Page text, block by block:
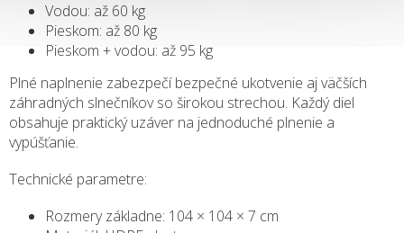
Vodou: až 60 kg
Pieskom: až 80 kg
Pieskom + vodou: až 95 kg
Plné naplnenie zabezpečí bezpečné ukotvenie aj väčších
záhradných slnečníkov so širokou strechou. Každý diel
obsahuje praktický uzáver na jednoduché plnenie a
vypúšťanie.
Technické parametre:
Rozmery základne: 104 × 104 × 7 cm